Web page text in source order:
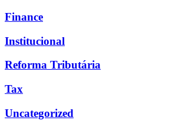
Finance
Institucional
Reforma Tributária
Tax
Uncategorized